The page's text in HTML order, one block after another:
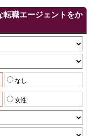
転職エージェントをか
なし
女性